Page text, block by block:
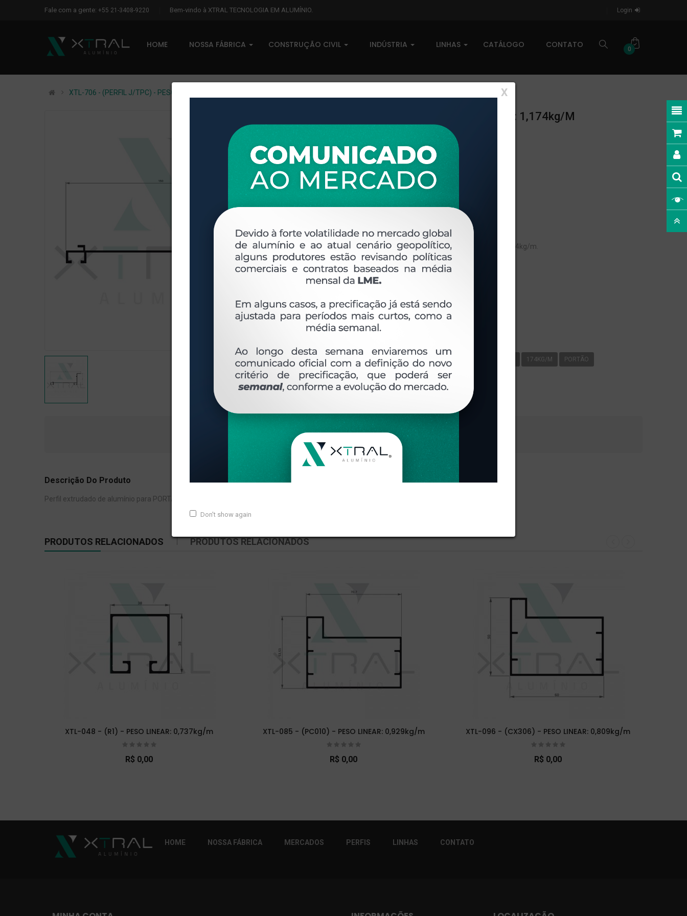
Fale com a gente: +55 21-3408-9220 Bem-vindo à XTRAL TECNOLOGIA EM ALUMÍNIO. Login
HOME NOSSA FÁBRICA CONSTRUÇÃO CIVIL INDÚSTRIA LINHAS CATÁLOGO CONTATO 0
X
Don't show again
XTL-706 - (PERFIL J/TPC) - PESO LINEAR: 1,174kg/m
XTL-706 - (PERFIL J/TPC) - PESO LINEAR: 1,174kg/m
0 comentários
Disponível sob consulta
Taxas R$ 0,00
Disponibilidade:
Em estoque
OVERVIEW
Perfil extrudado de alumínio para PORTÃO, com peso linear de 1,174kg/m.
Ver perfis relacionados
Etiquetas: 706- PESO LINEAR - 1 174 KG/M PERFIL J/TPC-602 174KG/M PORTÃO
DESCRIÇÃO COMENTÁRIOS (0)
Descrição Do Produto
Perfil extrudado de alumínio para PORTÃO, com peso linear de 1,174kg/m.
PRODUTOS RELACIONADOS PRODUTOS RELACIONADOS
XTL-048 - (R1) - PESO LINEAR: 0,737kg/m
R$ 0,00
XTL-085 - (PC010) - PESO LINEAR: 0,929kg/m
R$ 0,00
XTL-096 - (CX306) - PESO LINEAR: 0,809kg/m
R$ 0,00
HOME NOSSA FÁBRICA MERCADOS PERFIS LINHAS CONTATO